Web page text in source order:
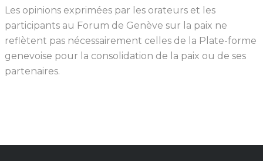
Les opinions exprimées par les orateurs et les
participants au Forum de Genève sur la paix ne
reflètent pas nécessairement celles de la Plate-forme
genevoise pour la consolidation de la paix ou de ses
partenaires.